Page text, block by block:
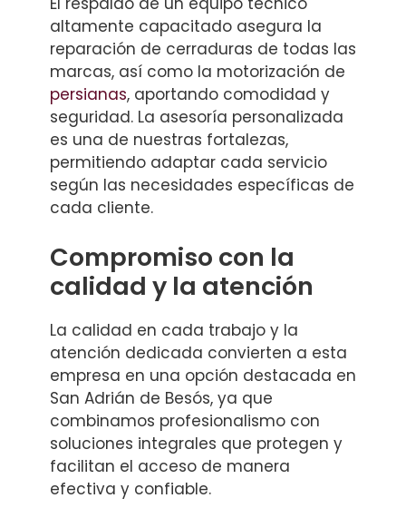
altamente capacitado asegura la
reparación de cerraduras de todas las
marcas, así como la motorización de
persianas, aportando comodidad y
seguridad. La asesoría personalizada
es una de nuestras fortalezas,
permitiendo adaptar cada servicio
según las necesidades específicas de
cada cliente.
Compromiso con la
calidad y la atención
La calidad en cada trabajo y la
atención dedicada convierten a esta
empresa en una opción destacada en
San Adrián de Besós, ya que
combinamos profesionalismo con
soluciones integrales que protegen y
facilitan el acceso de manera
efectiva y confiable.